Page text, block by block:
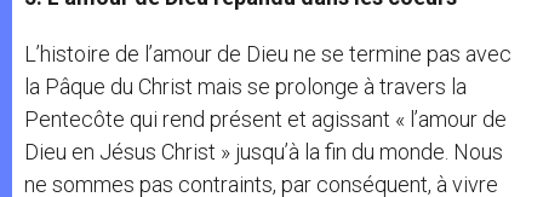
L’histoire de l’amour de Dieu ne se termine pas avec
la Pâque du Christ mais se prolonge à travers la
Pentecôte qui rend présent et agissant « l’amour de
Dieu en Jésus Christ » jusqu’à la fin du monde. Nous
ne sommes pas contraints, par conséquent, à vivre